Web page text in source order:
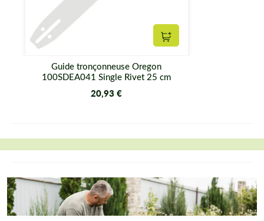
Ajouter au panier
Guide tronçonneuse Oregon
100SDEA041 Single Rivet 25 cm
20,93 €